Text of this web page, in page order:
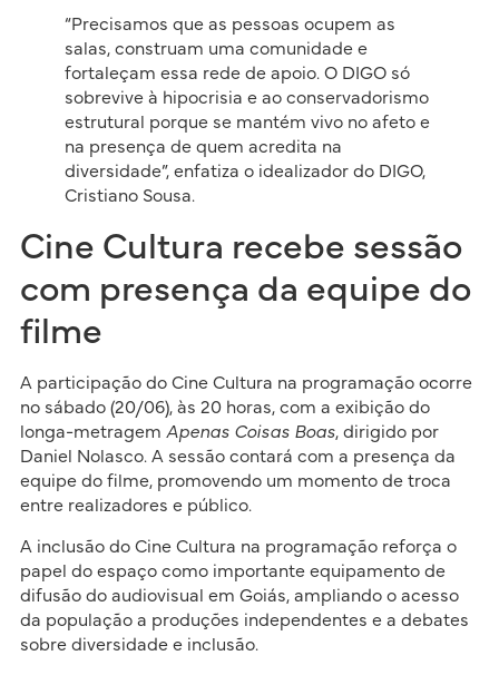
“Precisamos que as pessoas ocupem as
salas, construam uma comunidade e
fortaleçam essa rede de apoio. O DIGO só
sobrevive à hipocrisia e ao conservadorismo
estrutural porque se mantém vivo no afeto e
na presença de quem acredita na
diversidade”, enfatiza o idealizador do DIGO,
Cristiano Sousa.
Cine Cultura recebe sessão
com presença da equipe do
filme
A participação do Cine Cultura na programação ocorre
no sábado (20/06), às 20 horas, com a exibição do
longa-metragem Apenas Coisas Boas, dirigido por
Daniel Nolasco. A sessão contará com a presença da
equipe do filme, promovendo um momento de troca
entre realizadores e público.
A inclusão do Cine Cultura na programação reforça o
papel do espaço como importante equipamento de
difusão do audiovisual em Goiás, ampliando o acesso
da população a produções independentes e a debates
sobre diversidade e inclusão.